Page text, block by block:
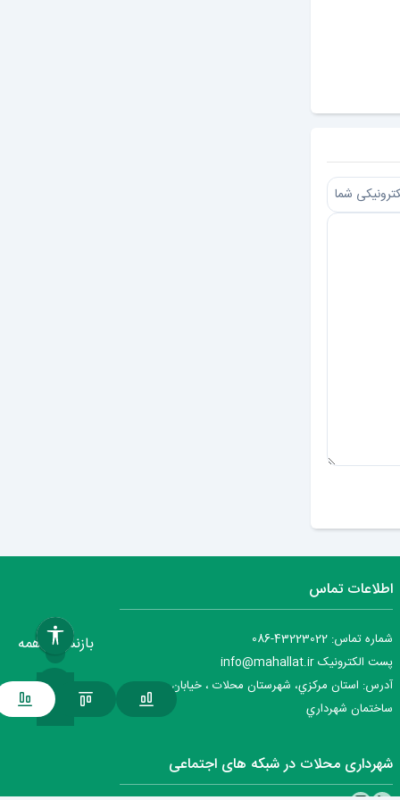
اطلاعات تماس
شماره تماس: 43223022-086
پست الکترونیک info@mahallat.ir
آدرس: استان مرکزي، شهرستان محلات ‌‌‌، خيابان جمهوري ،
ساختمان شهرداري
شهرداری محلات در شبکه های اجتماعی
بازنشانی همه